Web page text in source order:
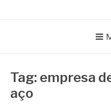
Tag: empresa
aço